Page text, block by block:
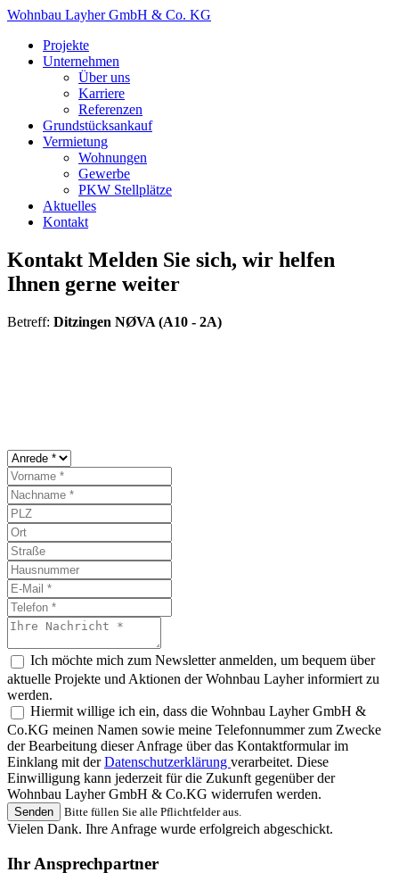
Wohnbau Layher GmbH & Co. KG
Projekte
Unternehmen
Über uns
Karriere
Referenzen
Grundstücksankauf
Vermietung
Wohnungen
Gewerbe
PKW Stellplätze
Aktuelles
Kontakt
Kontakt Melden Sie sich, wir helfen
Ihnen gerne weiter
Betreff: Ditzingen NØVA (A10 - 2A)
Ich möchte mich zum Newsletter anmelden, um bequem über
aktuelle Projekte und Aktionen der Wohnbau Layher informiert zu
werden.
Hiermit willige ich ein, dass die Wohnbau Layher GmbH &
Co.KG meinen Namen sowie meine Telefonnummer zum Zwecke
der Bearbeitung dieser Anfrage über das Kontaktformular im
Einklang mit derDatenschutzerklärung verarbeitet. Diese
Einwilligung kann jederzeit für die Zukunft gegenüber der
Wohnbau Layher GmbH & Co.KG widerrufen werden.
Senden Bitte füllen Sie alle Pflichtfelder aus.
Vielen Dank. Ihre Anfrage wurde erfolgreich abgeschickt.
Ihr Ansprechpartner